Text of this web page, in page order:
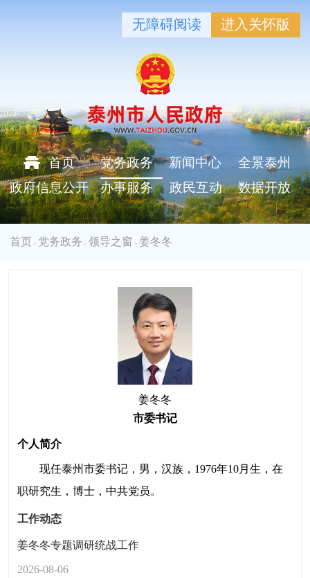
无障碍阅读 进入关怀版
首页 党务政务 新闻中心
全景泰州
政府信息公开
办事服务 政民互动 数据开放
首页 > 党务政务 >领导之窗 >姜冬冬
姜冬冬
市委书记
个人简介
现任泰州市委书记，男，汉族，1976年10月生，在
职研究生，博士，中共党员。
工作动态
姜冬冬专题调研统战工作
2026-08-06